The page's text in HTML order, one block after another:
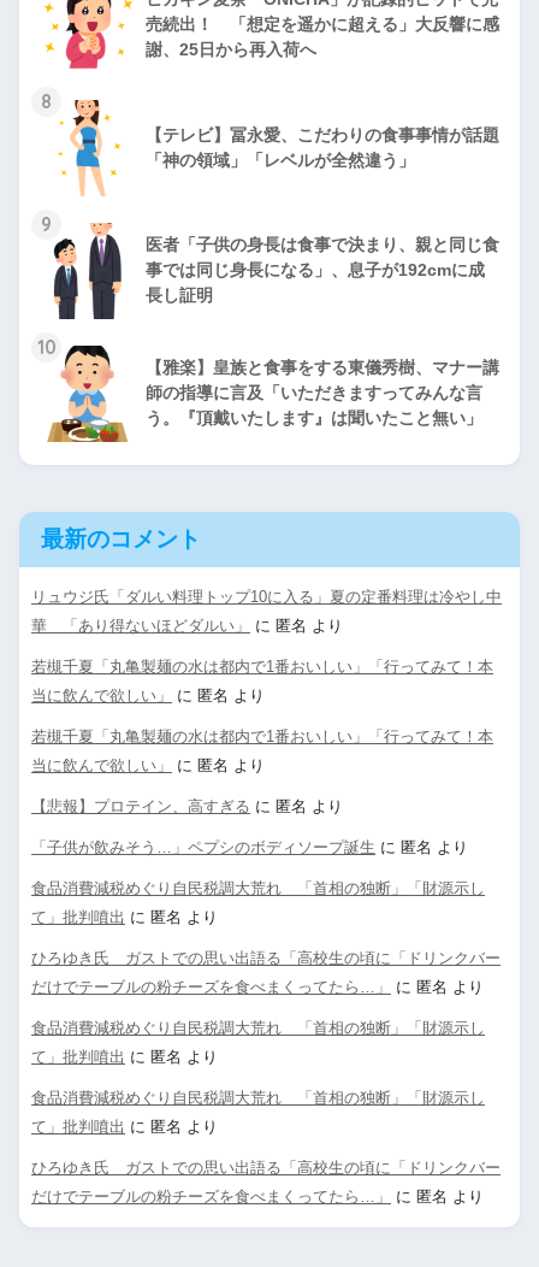
売続出！ 「想定を遥かに超える」大反響に感
謝、25日から再入荷へ
8
【テレビ】冨永愛、こだわりの食事事情が話題
「神の領域」「レベルが全然違う」
9
医者「子供の身長は食事で決まり、親と同じ食
事では同じ身長になる」、息子が192cmに成
長し証明
10
【雅楽】皇族と食事をする東儀秀樹、マナー講
師の指導に言及「いただきますってみんな言
う。『頂戴いたします』は聞いたこと無い」
最新のコメント
リュウジ氏「ダルい料理トップ10に入る」夏の定番料理は冷やし中
華 「あり得ないほどダルい」
に 匿名 より
若槻千夏「丸亀製麺の水は都内で1番おいしい」「行ってみて！本
当に飲んで欲しい」
に 匿名 より
若槻千夏「丸亀製麺の水は都内で1番おいしい」「行ってみて！本
当に飲んで欲しい」
に 匿名 より
【悲報】プロテイン、高すぎる に 匿名 より
「子供が飲みそう…」ペプシのボディソープ誕生 に 匿名 より
食品消費減税めぐり自民税調大荒れ 「首相の独断」「財源示し
て」批判噴出 に 匿名 より
ひろゆき氏 ガストでの思い出語る「高校生の頃に「ドリンクバー
だけでテーブルの粉チーズを食べまくってたら…」
に 匿名 より
食品消費減税めぐり自民税調大荒れ 「首相の独断」「財源示し
て」批判噴出 に 匿名 より
食品消費減税めぐり自民税調大荒れ 「首相の独断」「財源示し
て」批判噴出 に 匿名 より
ひろゆき氏 ガストでの思い出語る「高校生の頃に「ドリンクバー
だけでテーブルの粉チーズを食べまくってたら…」
に 匿名 より